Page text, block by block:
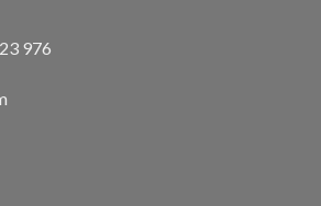
976